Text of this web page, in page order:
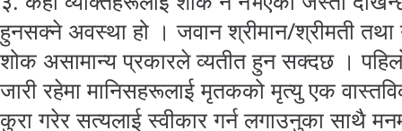
हुनसक्ने अवस्था हो । जवान श्रीमान/श्रीमती
शोक असामान्य प्रकारले व्यतीत हुन सक्दछ ।
जारी रहेमा मानिसहरूलाई मृतकको मृत्यु एक
कुरा गरेर सत्यलाई स्वीकार गर्न लगाउनुका साथै